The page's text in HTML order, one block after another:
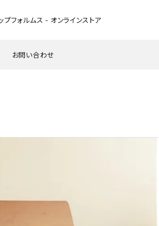
プフォルムス - オンラインストア
お問い合わせ